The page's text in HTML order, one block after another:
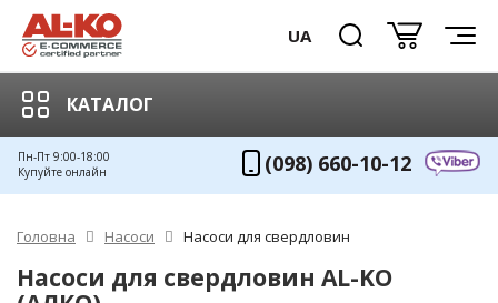
UA
КАТАЛОГ
Пн-Пт 9:00-18:00
Купуйте онлайн
(098) 660-10-12
Головна Насоси Насоси для свердловин
Насоси для свердловин AL-KO